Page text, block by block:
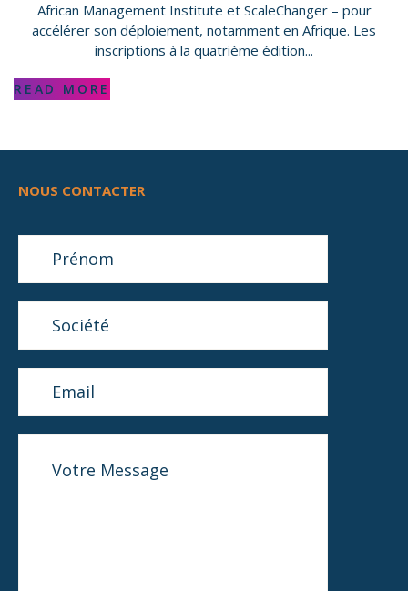
African Management Institute et ScaleChanger – pour
accélérer son déploiement, notamment en Afrique. Les
inscriptions à la quatrième édition...
READ MORE
NOUS CONTACTER